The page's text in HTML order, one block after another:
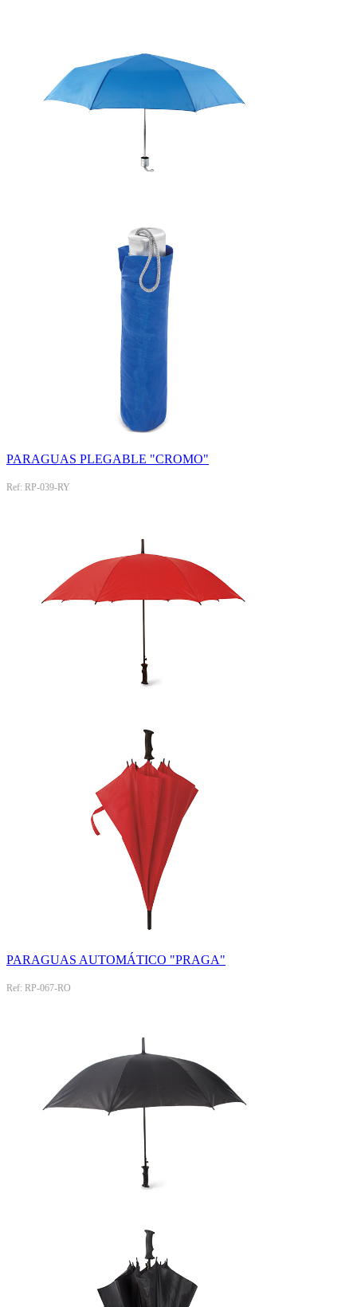
PARAGUAS PLEGABLE "CROMO"
Ref: RP-039-RY
PARAGUAS AUTOMÁTICO "PRAGA"
Ref: RP-067-RO